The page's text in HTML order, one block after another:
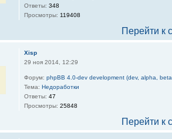
Ответы:348
Просмотры: 119408
Перейти к
Xisp
29 ноя 2014, 12:29
Форум:phpBB 4.0-dev development (dev, alpha,
Тема:Недоработки
Ответы:47
Просмотры:25848
Перейти к